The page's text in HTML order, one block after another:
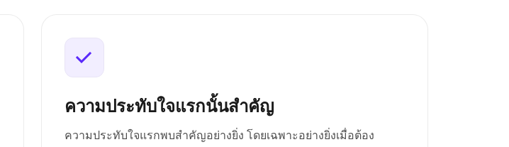
ความประทับใจแรกนั้นสำคัญ
ความประทับใจแรกพบสำคัญอย่างยิ่ง โดยเฉพาะอย่างยิ่งเมื่อต้อง